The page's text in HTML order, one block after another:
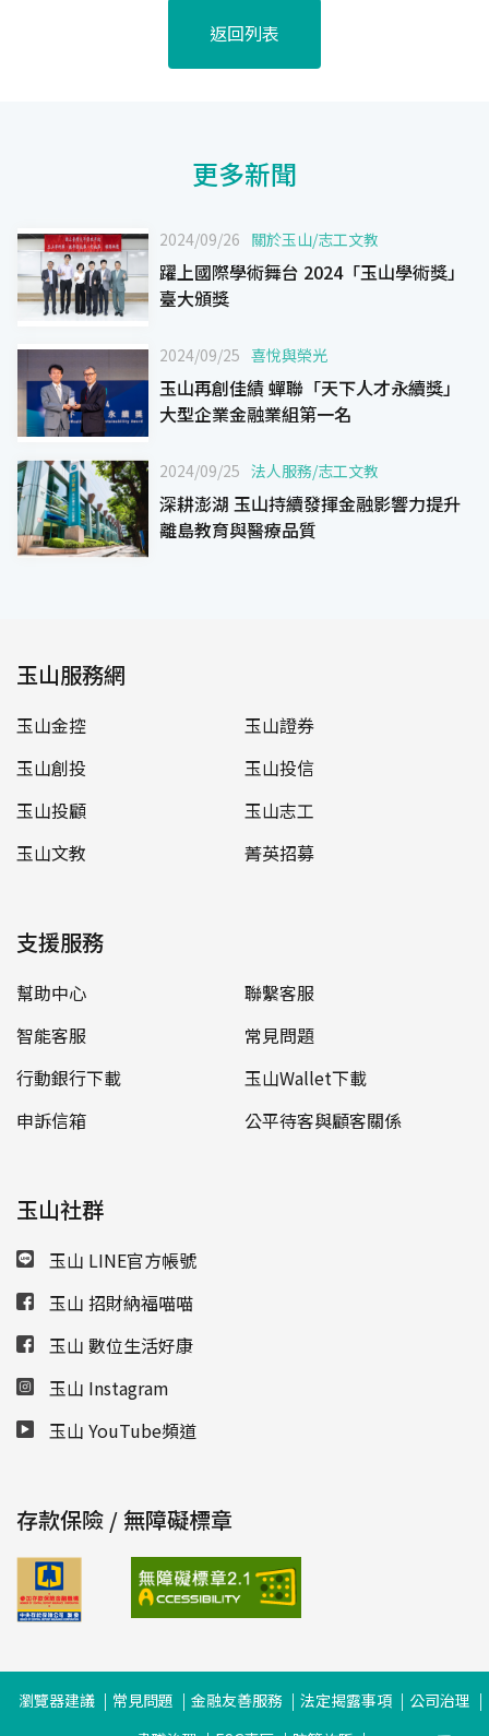
返回列表
更多新聞
2024/09/26 關於玉山/志工文教
躍上國際學術舞台 2024「玉山學術獎」
臺大頒獎
2024/09/25 喜悅與榮光
玉山再創佳績 蟬聯「天下人才永續獎」
大型企業金融業組第一名
2024/09/25 法人服務/志工文教
深耕澎湖 玉山持續發揮金融影響力提升
離島教育與醫療品質
玉山服務網
玉山金控
玉山證券
玉山創投
玉山投信
玉山投顧
玉山志工
玉山文教
菁英招募
支援服務
幫助中心
聯繫客服
智能客服
常見問題
行動銀行下載
玉山Wallet下載
申訴信箱
公平待客與顧客關係
玉山社群
玉山 LINE官方帳號
玉山 招財納福喵喵
玉山 數位生活好康
玉山 Instagram
玉山 YouTube頻道
存款保險 / 無障礙標章
瀏覽器建議 常見問題 金融友善服務 法定揭露事項
公司治理